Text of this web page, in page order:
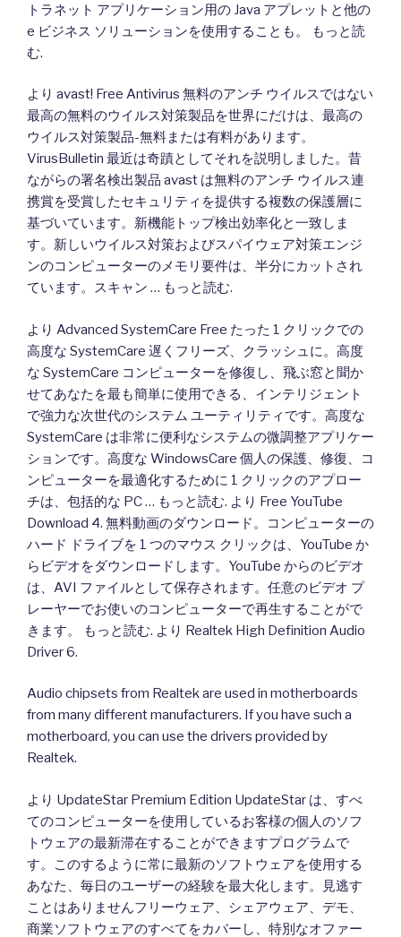
トラネット アプリケーション用の Java アプレットと他の
e ビジネス ソリューションを使用することも。 もっと読
む.
より avast! Free Antivirus 無料のアンチ ウイルスではない
最高の無料のウイルス対策製品を世界にだけは、最高の
ウイルス対策製品-無料または有料があります。
VirusBulletin 最近は奇蹟としてそれを説明しました。昔
ながらの署名検出製品 avast は無料のアンチ ウイルス連
携賞を受賞したセキュリティを提供する複数の保護層に
基づいています。新機能トップ検出効率化と一致しま
す。新しいウイルス対策およびスパイウェア対策エンジ
ンのコンピューターのメモリ要件は、半分にカットされ
ています。スキャン … もっと読む.
より Advanced SystemCare Free たった 1 クリックでの
高度な SystemCare 遅くフリーズ、クラッシュに。高度
な SystemCare コンピューターを修復し、飛ぶ窓と聞か
せてあなたを最も簡単に使用できる、インテリジェント
で強力な次世代のシステム ユーティリティです。高度な
SystemCare は非常に便利なシステムの微調整アプリケー
ションです。高度な WindowsCare 個人の保護、修復、コ
ンピューターを最適化するために 1 クリックのアプロー
チは、包括的な PC … もっと読む. より Free YouTube
Download 4. 無料動画のダウンロード。コンピューターの
ハード ドライブを 1 つのマウス クリックは、YouTube か
らビデオをダウンロードします。YouTube からのビデオ
は、AVI ファイルとして保存されます。任意のビデオ プ
レーヤーでお使いのコンピューターで再生することがで
きます。 もっと読む. より Realtek High Definition Audio
Driver 6.
Audio chipsets from Realtek are used in motherboards
from many different manufacturers. If you have such a
motherboard, you can use the drivers provided by
Realtek.
より UpdateStar Premium Edition UpdateStar は、すべ
てのコンピューターを使用しているお客様の個人のソフ
トウェアの最新滞在することができますプログラムで
す。このするように常に最新のソフトウェアを使用する
あなた、毎日のユーザーの経験を最大化します。見逃す
ことはありませんフリーウェア、シェアウェア、デモ、
商業ソフトウェアのすべてをカバーし、特別なオファー